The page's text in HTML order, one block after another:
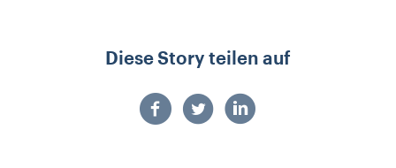
Diese Story teilen auf